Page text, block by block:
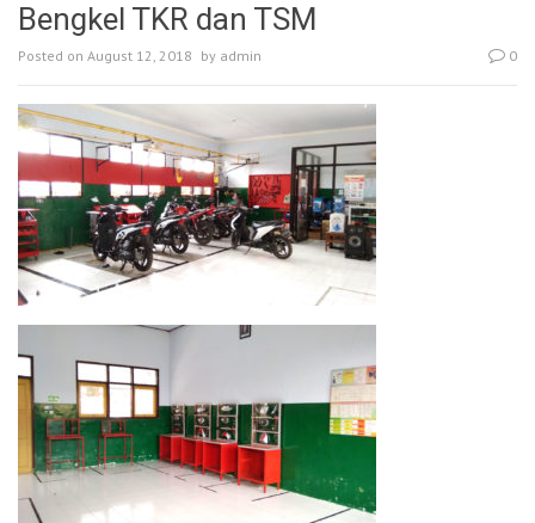
Bengkel TKR dan TSM
Posted on August 12, 2018 by admin 0